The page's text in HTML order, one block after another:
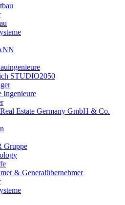
STUDIO2050
Ingenieure
Estate Germany GmbH & Co.
Gruppe
& Generalübernehmer